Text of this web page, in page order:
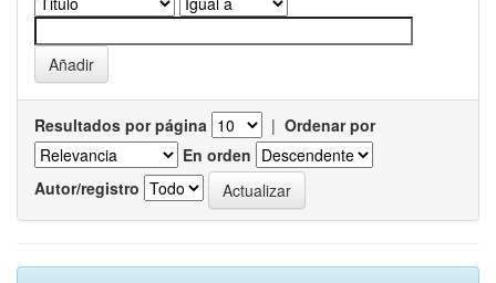
Resultados por página | Ordenar por
En orden
Autor/registro